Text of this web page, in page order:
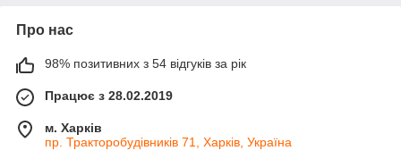
Про нас
98% позитивних з 54 відгуків за рік
Працює з 28.02.2019
м. Харків
пр. Тракторобудівників 71, Харків, Україна